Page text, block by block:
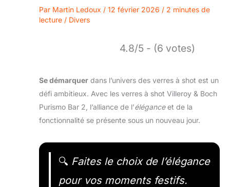
Par Martin Ledoux / 12 février 2026 / 2 minutes de
lecture / Divers
4.8/5 - (6 votes)
Se démarquer dans l’univers des verres à shot est un
défi ambitieux. Avec les verres à shot Villeroy & Boch
Purismo Bar 2, l’alliance de l’éléganceet de la
fonctionnalité se présente sous un nouveau jour.
🔍 Faites le choix de l’élégance
pour vos moments festifs.